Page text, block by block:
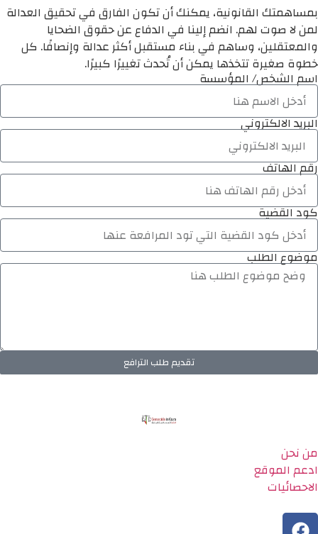
بمساهمتك القانونية، يمكنك أن تكون الفارق في تحقيق العدالة
لمن لا صوت لهم. انضم إلينا في الدفاع عن حقوق الضحايا
والمعتقلين، وساهم في بناء مستقبل أكثر عدالة وإنصافًا. كل
خطوة صغيرة تتخذها يمكن أن تُحدث تغييرًا كبيرًا.
اسم الشخص/ المؤسسة
البريد الالكتروني
رقم الهاتف
كود القضية
موضوع الطلب
تقديم طلب الترافع
من نحن
ادعم الموقع
الاحصائيات